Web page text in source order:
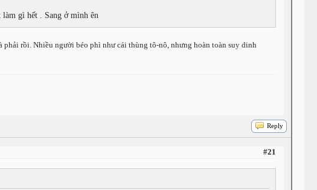
gì hết . Sang ở mình ên
rồi. Nhiều người béo phì như cái thùng tô-nô, nhưng hoàn toàn suy dinh
Reply
#21